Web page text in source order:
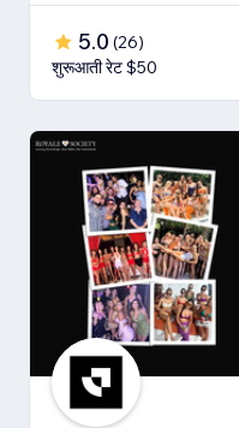
5.0 (26)
शुरूआती रेट $50